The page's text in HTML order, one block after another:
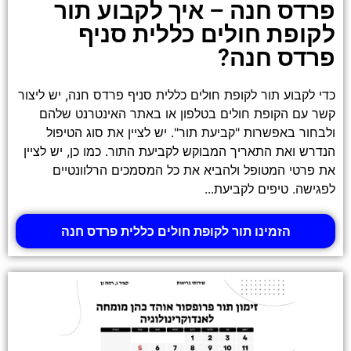
פרדס חנה – איך לקבוע תור
לקופת חולים כללית סניף
פרדס חנה?
כדי לקבוע תור לקופת חולים כללית סניף פרדס חנה, יש ליצור
קשר עם הקופת חולים בטלפון או באתר האינטרנט שלהם
ולבחור באפשרות "קביעת תור". יש לציין את סוג הטיפול
הנדרש ואת התאריך המבוקש לקביעת התור. כמו כן, יש לציין
את פרטי המטופל ולהביא את כל המסמכים הרלוונטיים
לפגישה. טיפים לקביעת...
הזמינו תור לקופת חולים כללית פרדס חנה